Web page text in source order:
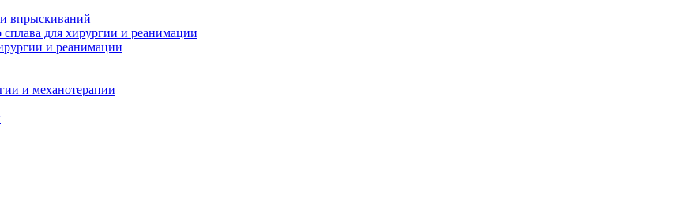
впрыскиваний
для хирургии и реанимации
и реанимации
и механотерапии